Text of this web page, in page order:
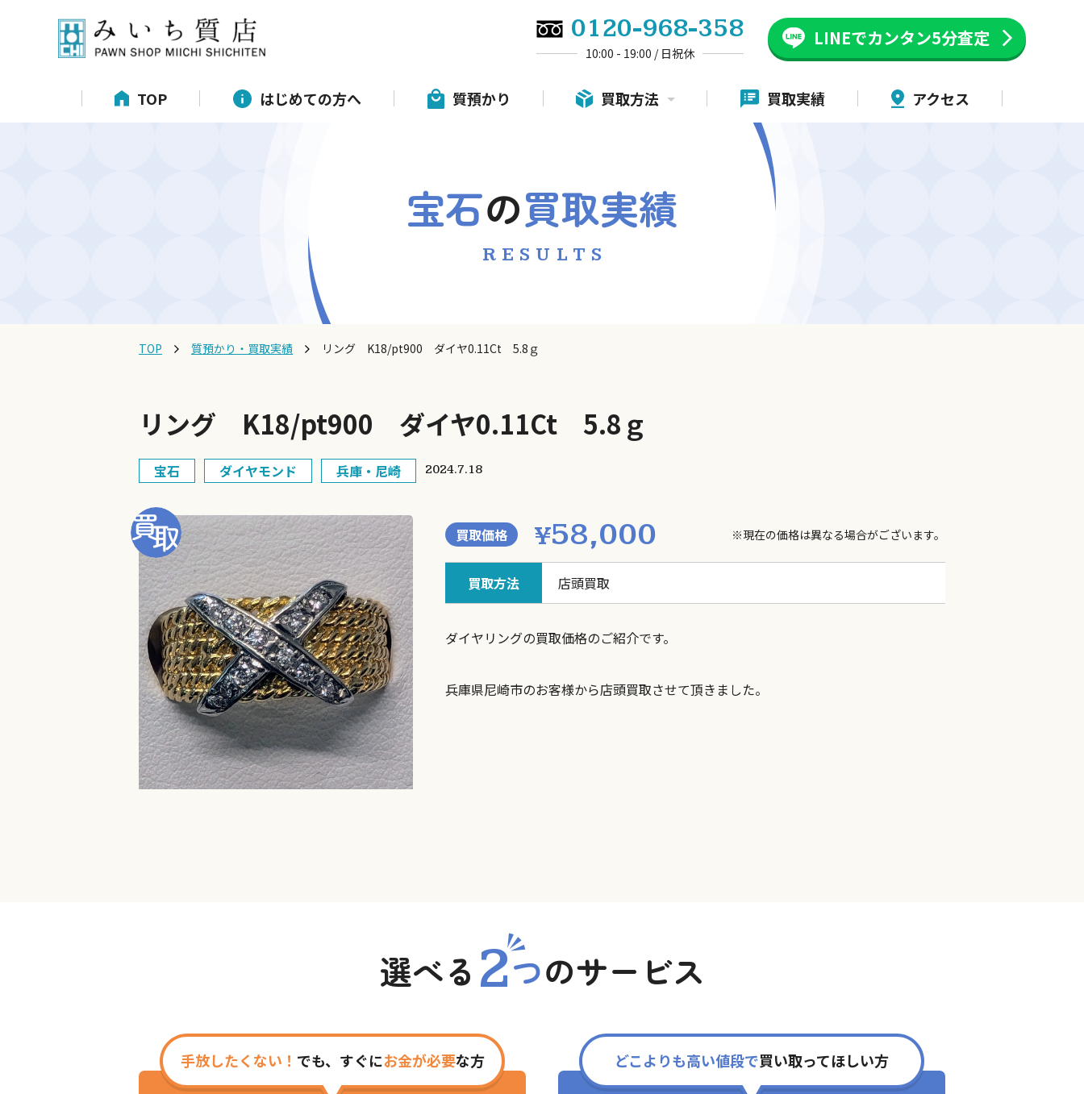
0120-968-358
10:00 - 19:00 / 日祝休
LINEでカンタン5分査定
TOP はじめての方へ 質預かり 買取方法 買取実績 アクセス
宝石の買取実績
RESULTS
TOP 質預かり・買取実績 リング K18/pt900 ダイヤ0.11Ct 5.8ｇ
リング K18/pt900 ダイヤ0.11Ct 5.8ｇ
宝石 ダイヤモンド 兵庫・尼崎 2024.7.18
買取価格 ¥58,000 ※現在の価格は異なる場合がございます。
買取方法 店頭買取
ダイヤリングの買取価格のご紹介です。
兵庫県尼崎市のお客様から店頭買取させて頂きました。
選べる 2つのサービス
手放したくない！ でも、すぐにお金が必要な方 どこよりも高い値段で買い取ってほしい方